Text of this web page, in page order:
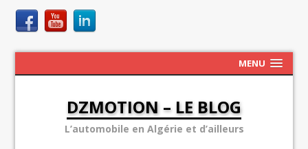
MENU
DZMOTION – LE BLOG
L’automobile en Algérie et d’ailleurs